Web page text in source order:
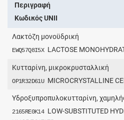
Περιγραφή
Κωδικός UNII
Λακτόζη μονοϋδρική
EWQ57Q8I5X LACTOSE
Κυτταρίνη, μικροκρυσταλλική
OP1R32D61U MICROCRYSTALLINE
Υδροξυπροπυλοκυτταρίνη,
2165RE0K14 LOW-SUBSTITUTED